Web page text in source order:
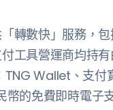
轉數快」服務，
工具營運商均持
TNG Wallet、支付
幣的免費即時電子